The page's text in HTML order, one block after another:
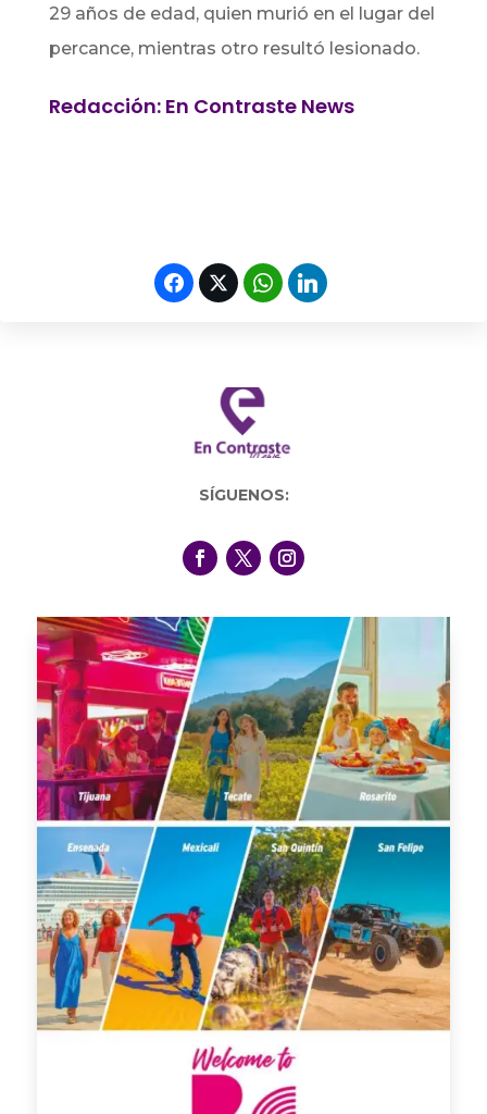
29 años de edad, quien murió en el lugar del
percance, mientras otro resultó lesionado.
Redacción: En Contraste News
SÍGUENOS: